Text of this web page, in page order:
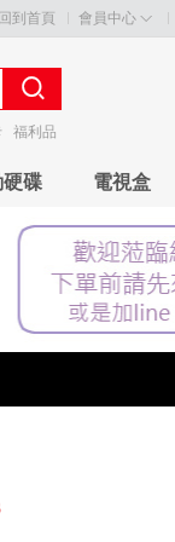
回到首頁 會員中心
福利品
碟 電視盒